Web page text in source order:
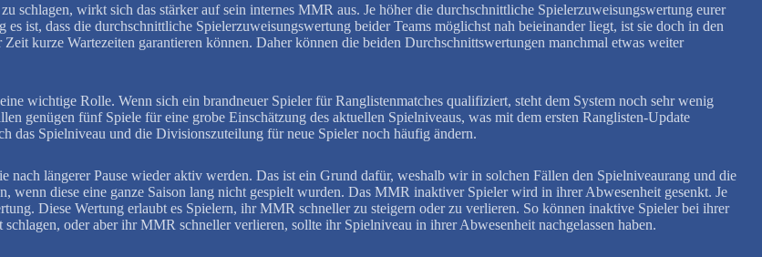
schlagen, wirkt sich das stärker auf sein internes MMR aus. Je höher die durchschnittliche Spielerzuweisungswertung eurer
ist, dass die durchschnittliche Spielerzuweisungswertung beider Teams möglichst nah beieinander liegt, ist sie doch in den
kurze Wartezeiten garantieren können. Daher können die beiden Durchschnittswertungen manchmal etwas weiter
wichtige Rolle. Wenn sich ein brandneuer Spieler für Ranglistenmatches qualifiziert, steht dem System noch sehr wenig
genügen fünf Spiele für eine grobe Einschätzung des aktuellen Spielniveaus, was mit dem ersten Ranglisten-Update
das Spielniveau und die Divisionszuteilung für neue Spieler noch häufig ändern.
längerer Pause wieder aktiv werden. Das ist ein Grund dafür, weshalb wir in solchen Fällen den Spielniveaurang und die
diese eine ganze Saison lang nicht gespielt wurden. Das MMR inaktiver Spieler wird in ihrer Abwesenheit gesenkt. Je
Diese Wertung erlaubt es Spielern, ihr MMR schneller zu steigern oder zu verlieren. So können inaktive Spieler bei ihrer
oder aber ihr MMR schneller verlieren, sollte ihr Spielniveau in ihrer Abwesenheit nachgelassen haben.